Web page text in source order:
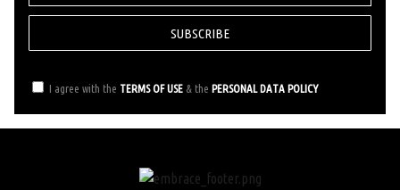
I agree with the TERMS OF USE & the PERSONAL DATA POLICY
SUBSCRIBE